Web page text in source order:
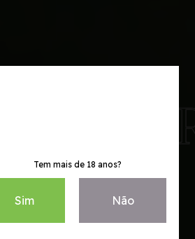
Tem mais de 18 anos?
Sim Não